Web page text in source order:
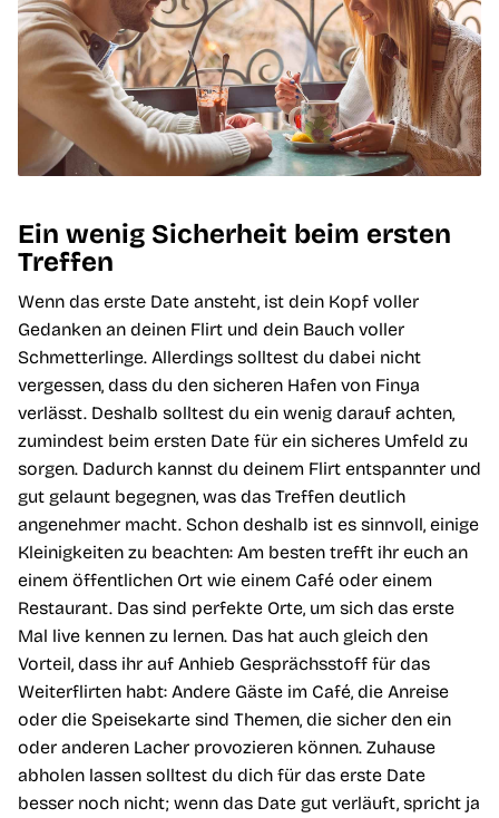
Ein wenig Sicherheit beim ersten
Treffen
Wenn das erste Date ansteht, ist dein Kopf voller
Gedanken an deinen Flirt und dein Bauch voller
Schmetterlinge. Allerdings solltest du dabei nicht
vergessen, dass du den sicheren Hafen von Finya
verlässt. Deshalb solltest du ein wenig darauf achten,
zumindest beim ersten Date für ein sicheres Umfeld zu
sorgen. Dadurch kannst du deinem Flirt entspannter und
gut gelaunt begegnen, was das Treffen deutlich
angenehmer macht. Schon deshalb ist es sinnvoll, einige
Kleinigkeiten zu beachten: Am besten trefft ihr euch an
einem öffentlichen Ort wie einem Café oder einem
Restaurant. Das sind perfekte Orte, um sich das erste
Mal live kennen zu lernen. Das hat auch gleich den
Vorteil, dass ihr auf Anhieb Gesprächsstoff für das
Weiterflirten habt: Andere Gäste im Café, die Anreise
oder die Speisekarte sind Themen, die sicher den ein
oder anderen Lacher provozieren können. Zuhause
abholen lassen solltest du dich für das erste Date
besser noch nicht; wenn das Date gut verläuft, spricht ja